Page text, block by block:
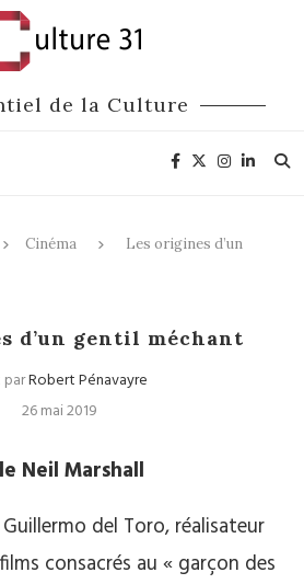
de la Culture
Cinéma
Les origines d’un
d’un gentil méchant
Robert Pénavayre
26 mai 2019
Neil Marshall
del Toro, réalisateur
consacrés au « garçon des